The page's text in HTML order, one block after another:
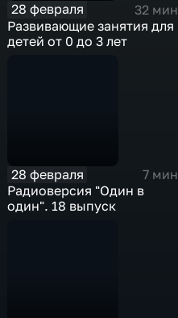
28 февраля
32 мин
Развивающие занятия для
детей от 0 до 3 лет
28 февраля
7 мин
Радиоверсия "Один в
один". 18 выпуск